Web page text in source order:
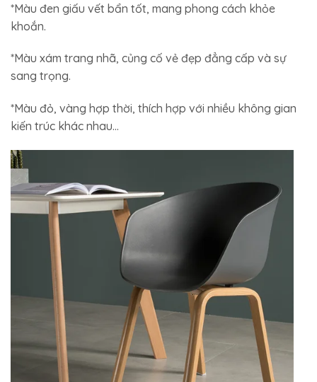
*Màu đen giấu vết bẩn tốt, mang phong cách khỏe
khoắn.
*Màu xám trang nhã, củng cố vẻ đẹp đẳng cấp và sự
sang trọng.
*Màu đỏ, vàng hợp thời, thích hợp với nhiều không gian
kiến trúc khác nhau…